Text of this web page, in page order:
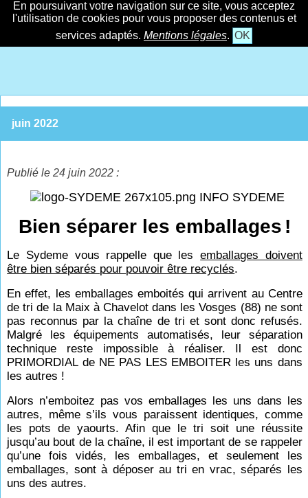
En poursuivant votre navigation sur ce site, vous acceptez
l'utilisation de cookies pour vous proposer des contenus et
services adaptés. Mentions légales. OK
juin 2022
Publié le 24 juin 2022 :
INFO SYDEME
Bien séparer les emballages !
Le Sydeme vous rappelle que lesemballages doivent
être bien séparés pour pouvoir être recyclés.
En effet, les emballages emboités qui arrivent au Centre
de tri de la Maix à Chavelot dans les Vosges (88) ne sont
pas reconnus par la chaîne de tri et sont donc refusés.
Malgré les équipements automatisés, leur séparation
technique reste impossible à réaliser. Il est donc
PRIMORDIAL de NE PAS LES EMBOITER les uns dans
les autres !
Alors n’emboitez pas vos emballages les uns dans les
autres, même s’ils vous paraissent identiques, comme
les pots de yaourts. Afin que le tri soit une réussite
jusqu’au bout de la chaîne, il est important de se rappeler
qu’une fois vidés, les emballages, et seulement les
emballages, sont à déposer au tri en vrac, séparés les
uns des autres.